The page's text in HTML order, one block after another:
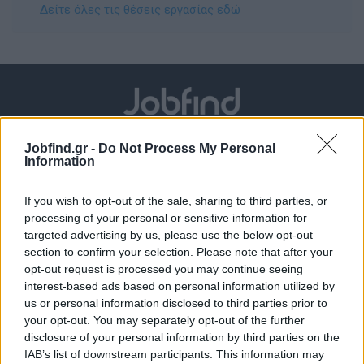
Jobfind.gr - Do Not Process My Personal
Information
If you wish to opt-out of the sale, sharing to third parties, or
processing of your personal or sensitive information for
targeted advertising by us, please use the below opt-out
section to confirm your selection. Please note that after your
opt-out request is processed you may continue seeing
interest-based ads based on personal information utilized by
us or personal information disclosed to third parties prior to
your opt-out. You may separately opt-out of the further
disclosure of your personal information by third parties on the
IAB’s list of downstream participants. This information may
Δείτε όλες τις θέσεις εργασίας εδώ
Θέσεις εργασίας
Όλες οι Θέσεις Εργασίας
Θέσεις Εργασίας ανά Ειδικότητα